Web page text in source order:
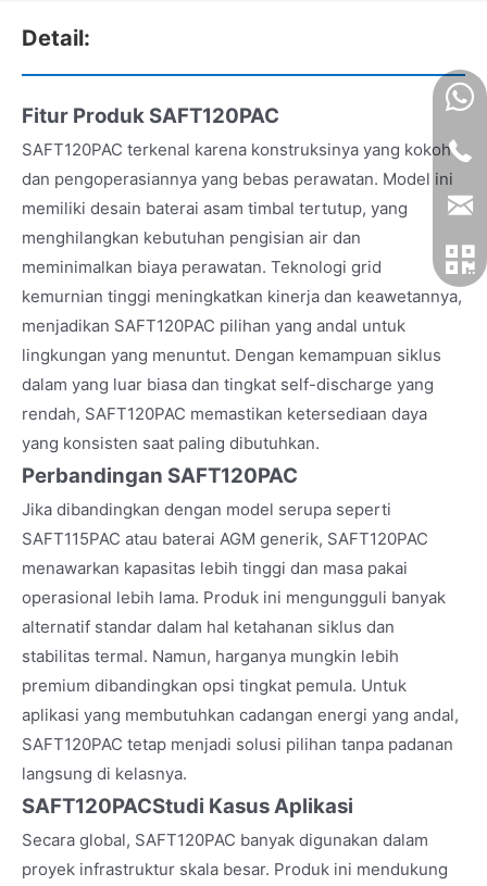
Detail:
Fitur Produk SAFT120PAC
SAFT120PAC terkenal karena konstruksinya yang kokoh
dan pengoperasiannya yang bebas perawatan. Model ini
memiliki desain baterai asam timbal tertutup, yang
menghilangkan kebutuhan pengisian air dan
meminimalkan biaya perawatan. Teknologi grid
kemurnian tinggi meningkatkan kinerja dan keawetannya,
menjadikan SAFT120PAC pilihan yang andal untuk
lingkungan yang menuntut. Dengan kemampuan siklus
dalam yang luar biasa dan tingkat self-discharge yang
rendah, SAFT120PAC memastikan ketersediaan daya
yang konsisten saat paling dibutuhkan.
Perbandingan SAFT120PAC
Jika dibandingkan dengan model serupa seperti
SAFT115PAC atau baterai AGM generik, SAFT120PAC
menawarkan kapasitas lebih tinggi dan masa pakai
operasional lebih lama. Produk ini mengungguli banyak
alternatif standar dalam hal ketahanan siklus dan
stabilitas termal. Namun, harganya mungkin lebih
premium dibandingkan opsi tingkat pemula. Untuk
aplikasi yang membutuhkan cadangan energi yang andal,
SAFT120PAC tetap menjadi solusi pilihan tanpa padanan
langsung di kelasnya.
SAFT120PACStudi Kasus Aplikasi
Secara global, SAFT120PAC banyak digunakan dalam
proyek infrastruktur skala besar. Produk ini mendukung